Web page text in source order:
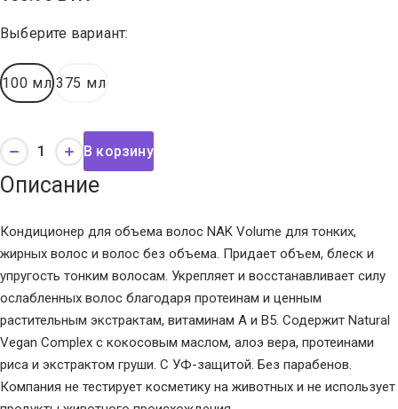
Выберите вариант:
100 мл 375 мл
В корзину
Описание
Кондиционер для объема волос NAK Volume для тонких,
жирных волос и волос без объема. Придает объем, блеск и
упругость тонким волосам. Укрепляет и восстанавливает силу
ослабленных волос благодаря протеинам и ценным
растительным экстрактам, витаминам A и В5. Содержит Natural
Vegan Complex с кокосовым маслом, алоэ вера, протеинами
риса и экстрактом груши. С УФ-защитой. Без парабенов.
Компания не тестирует косметику на животных и не использует